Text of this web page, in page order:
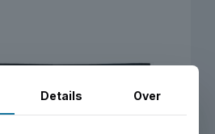
Details Over